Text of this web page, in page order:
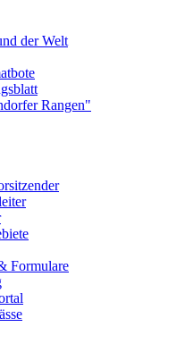
der Welt
Rangen"
Formulare